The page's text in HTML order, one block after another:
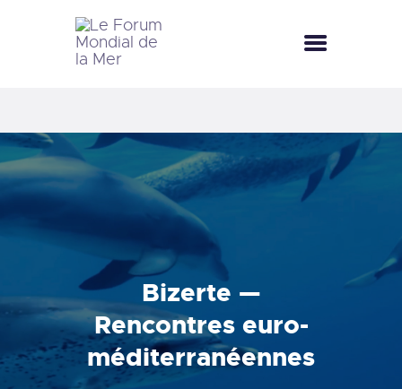
Bizerte —
Rencontres euro-
méditerranéennes
LE FORUM MONDIAL DE LA MER
FÊTES DE LA MER
LE CLUB BLEU
LA SAISON BLEUE
MÉDIATHÈQUE
DOCUMENTATION
CONTACT